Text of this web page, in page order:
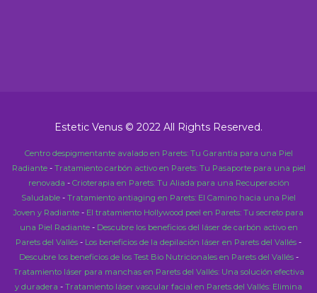
Estetic Venus © 2022 All Rights Reserved.
Centro despigmentante avalado en Parets: Tu Garantía para una Piel
Radiante- Tratamiento carbón activo en Parets: Tu Pasaporte para una piel
renovada - Crioterapia en Parets: Tu Aliada para una Recuperación
Saludable - Tratamiento antiaging en Parets: El Camino hacia una Piel
Joven y Radiante - El tratamiento Hollywood peel en Parets: Tu secreto para
una Piel Radiante- Descubre los beneficios del láser de carbón activo en
Parets del Vallés - Los beneficios de la depilación láser en Parets del Vallés -
Descubre los beneficios de los Test Bio Nutricionales en Parets del Vallés-
Tratamiento láser para manchas en Parets del Vallés: Una solución efectiva
y duradera - Tratamiento láser vascular facial en Parets del Vallés: Elimina